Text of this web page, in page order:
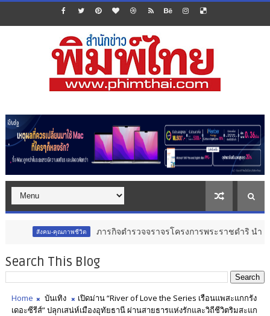
ภารกิจตำรวจจราจรโครงการพระราชดำริ นำส่งอวัยวะหัวใจ ด
Search This Blog
Home บันเทิง
เปิดม่าน “River of Love the Series เรือนแพสะแกกรัง
เดอะซีรีส์” ปลุกเสน่ห์เมืองอุทัยธานี ผ่านสายธารแห่งรักและวิถีชีวิตริมสะแก